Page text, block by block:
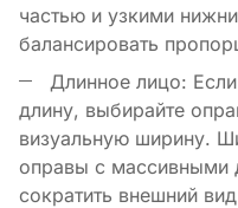
частью и узкими
балансировать
Длинное лицо:
длину, выбирайте
визуальную ширину.
оправы с массивными
сократить внешний